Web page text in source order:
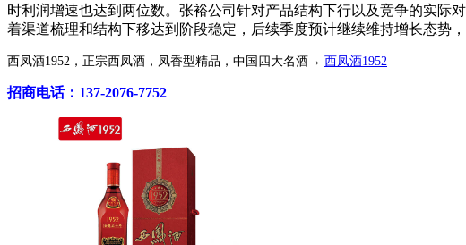
时利润增速也达到两位数。张裕公司针对产品结构下行以及竞争的实际
着渠道梳理和结构下移达到阶段稳定，后续季度预计继续维持增长态势
西凤酒1952，正宗西凤酒，凤香型精品，中国四大名酒→ 西凤酒1952
招商电话：137-2076-7752